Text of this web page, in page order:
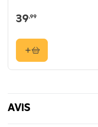
Ouverture
39,99
AVIS